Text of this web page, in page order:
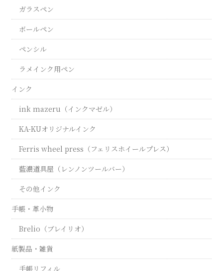
ガラスペン
ボールペン
ペンシル
ラメインク用ペン
インク
ink mazeru（インクマゼル）
KA-KUオリジナルインク
Ferris wheel press（フェリスホイールプレス）
藍濃道具屋（レンノンツールバー）
その他インク
手帳・革小物
Brelio（ブレイリオ）
紙製品・雑貨
手帳リフィル